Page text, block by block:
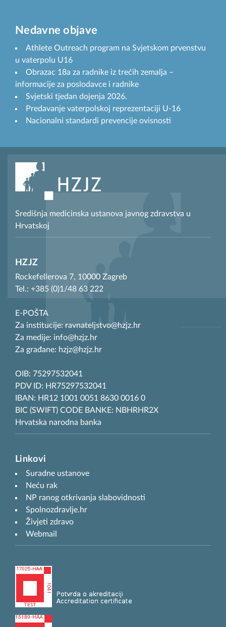
Nedavne objave
Athlete Outreach program na Svjetskom prvenstvu
u vaterpolu U16
Obrazac 18a za radnike iz trećih zemalja –
informacije za poslodavce i radnike
Svjetski tjedan dojenja 2026.
Predavanje vaterpolskoj reprezentaciji U-16
Nacionalni standardi prevencije ovisnosti
Središnja medicinska ustanova javnog zdravstva u
Hrvatskoj
HZJZ
Rockefellerova 7, 10000 Zagreb
Tel.: +385 (0)1/48 63 222
E-POŠTA
Za institucije: ravnateljstvo@hzjz.hr
Za medije: info@hzjz.hr
Za građane: hzjz@hzjz.hr
OIB: 75297532041
PDV ID: HR75297532041
IBAN: HR12 1001 0051 8630 0016 0
BIC (SWIFT) CODE BANKE: NBHRHR2X
Hrvatska narodna banka
Linkovi
Suradne ustanove
Neću rak
NP ranog otkrivanja slabovidnosti
Spolnozdravlje.hr
Živjeti zdravo
Webmail